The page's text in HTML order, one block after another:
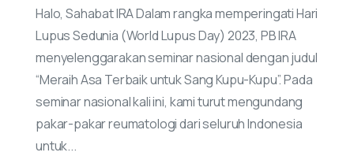
Halo, Sahabat IRA Dalam rangka memperingati Hari
Lupus Sedunia (World Lupus Day) 2023, PB IRA
menyelenggarakan seminar nasional dengan judul
“Meraih Asa Terbaik untuk Sang Kupu-Kupu”. Pada
seminar nasional kali ini, kami turut mengundang
pakar-pakar reumatologi dari seluruh Indonesia
untuk...